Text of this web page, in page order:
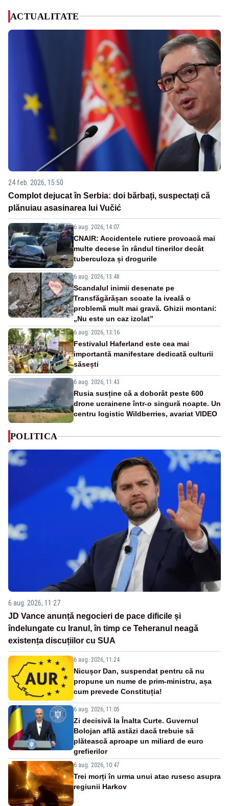
ACTUALITATE
24 feb. 2026, 15:50
Complot dejucat în Serbia: doi bărbați, suspectați că
plănuiau asasinarea lui Vučić
6 aug. 2026, 14:07
CNAIR: Accidentele rutiere provoacă mai
multe decese în rândul tinerilor decât
tuberculoza și drogurile
6 aug. 2026, 13:48
Scandalul inimii desenate pe
Transfăgărășan scoate la iveală o
problemă mult mai gravă. Ghizii montani:
„Nu este un caz izolat”
6 aug. 2026, 13:16
Festivalul Haferland este cea mai
importantă manifestare dedicată culturii
săsești
6 aug. 2026, 11:43
Rusia susține că a doborât peste 600
drone ucrainene într-o singură noapte. Un
centru logistic Wildberries, avariat VIDEO
POLITICA
6 aug. 2026, 11:27
JD Vance anunță negocieri de pace dificile și
îndelungate cu Iranul, în timp ce Teheranul neagă
existența discuțiilor cu SUA
6 aug. 2026, 11:24
Nicușor Dan, suspendat pentru că nu
propune un nume de prim-ministru, așa
cum prevede Constituția!
6 aug. 2026, 11:05
Zi decisivă la Înalta Curte. Guvernul
Bolojan află astăzi dacă trebuie să
plătească aproape un miliard de euro
grefierilor
6 aug. 2026, 10:47
Trei morți în urma unui atac rusesc asupra
regiunii Harkov